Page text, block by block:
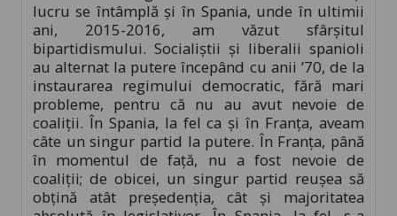
lucru se întâmplă și în Spania, unde în ultimii
ani, 2015-2016, am văzut sfârșitul
bipartidismului. Socialiștii și liberalii spanioli
au alternat la putere începând cu anii ’70, de la
instaurarea regimului democratic, fără mari
probleme, pentru că nu au avut nevoie de
coaliții. În Spania, la fel ca și în Franța, aveam
câte un singur partid la putere. În Franța, până
în momentul de față, nu a fost nevoie de
coaliții; de obicei, un singur partid reușea să
obțină atât președenția, cât și majoritatea